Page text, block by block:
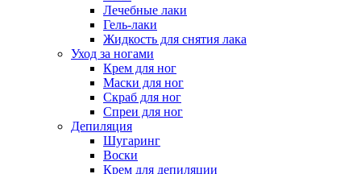
Лечебные лаки
Гель-лаки
Жидкость для снятия лака
Уход за ногами
Крем для ног
Маски для ног
Скраб для ног
Спреи для ног
Депиляция
Шугаринг
Воски
Крем для депиляции